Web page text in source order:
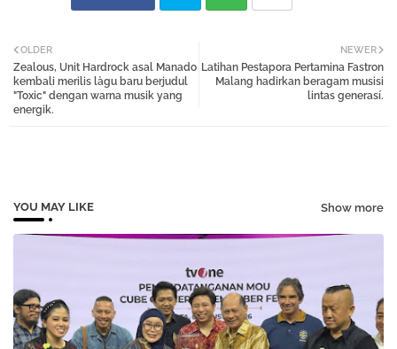
tter atsa
NEWER
Latihan Pestapora Pertamina Fastron
Malang hadirkan beragam musisi
lintas generasí.
OLDER
Zealous, Unit Hardrock asal Manado
kembali merilis làgu baru berjudul
"Toxic" dengan warna musik yang
energik.
YOU MAY LIKE Show more